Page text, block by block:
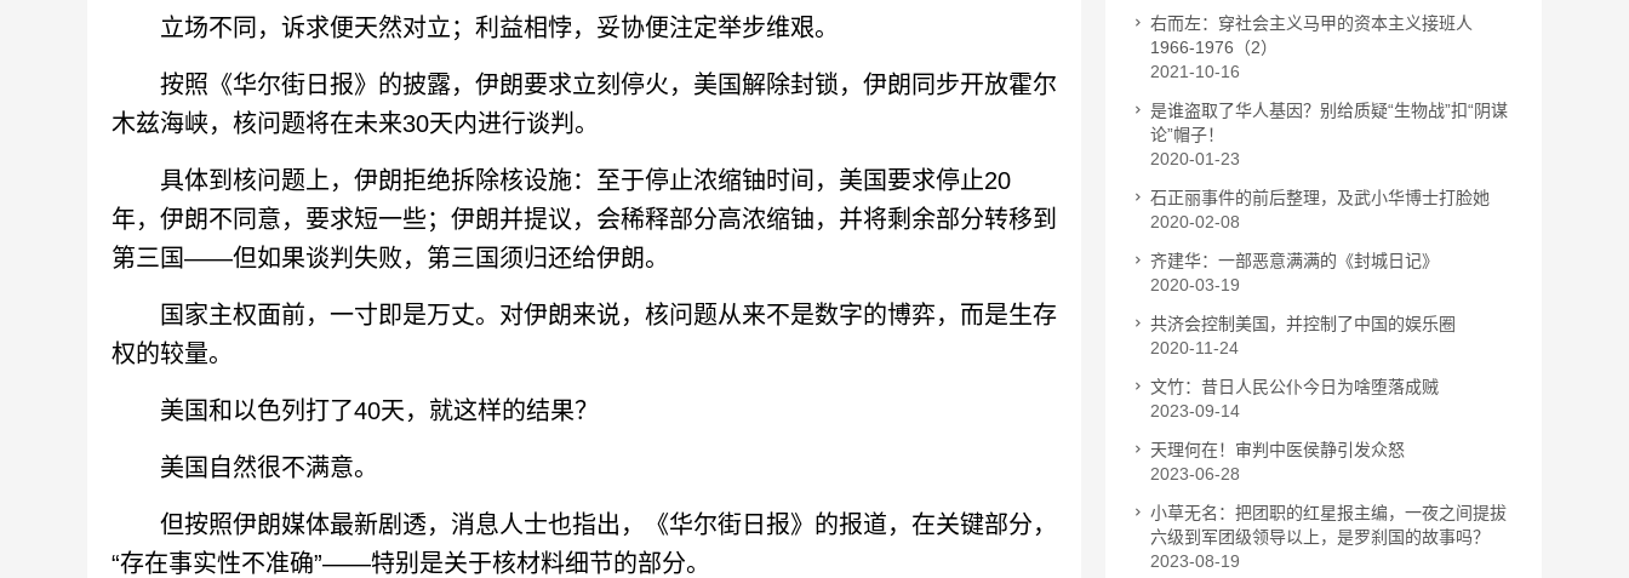
立场不同，诉求便天然对立；利益相悖，妥协便注定举步维艰。
按照《华尔街日报》的披露，伊朗要求立刻停火，美国解除封锁，伊朗同步开放霍尔
木兹海峡，核问题将在未来30天内进行谈判。
具体到核问题上，伊朗拒绝拆除核设施：至于停止浓缩铀时间，美国要求停止20
年，伊朗不同意，要求短一些；伊朗并提议，会稀释部分高浓缩铀，并将剩余部分转移到
第三国——但如果谈判失败，第三国须归还给伊朗。
国家主权面前，一寸即是万丈。对伊朗来说，核问题从来不是数字的博弈，而是生存
权的较量。
美国和以色列打了40天，就这样的结果？
美国自然很不满意。
但按照伊朗媒体最新剧透，消息人士也指出，《华尔街日报》的报道，在关键部分，
“存在事实性不准确”——特别是关于核材料细节的部分。
右而左：穿社会主义马甲的资本主义接班人
1966-1976（2）
2021-10-16
是谁盗取了华人基因？别给质疑“生物战”扣“阴谋
论”帽子！
2020-01-23
石正丽事件的前后整理，及武小华博士打脸她
2020-02-08
齐建华：一部恶意满满的《封城日记》
2020-03-19
共济会控制美国，并控制了中国的娱乐圈
2020-11-24
文竹：昔日人民公仆今日为啥堕落成贼
2023-09-14
天理何在！审判中医侯静引发众怒
2023-06-28
小草无名：把团职的红星报主编，一夜之间提拔
六级到军团级领导以上，是罗刹国的故事吗？
2023-08-19